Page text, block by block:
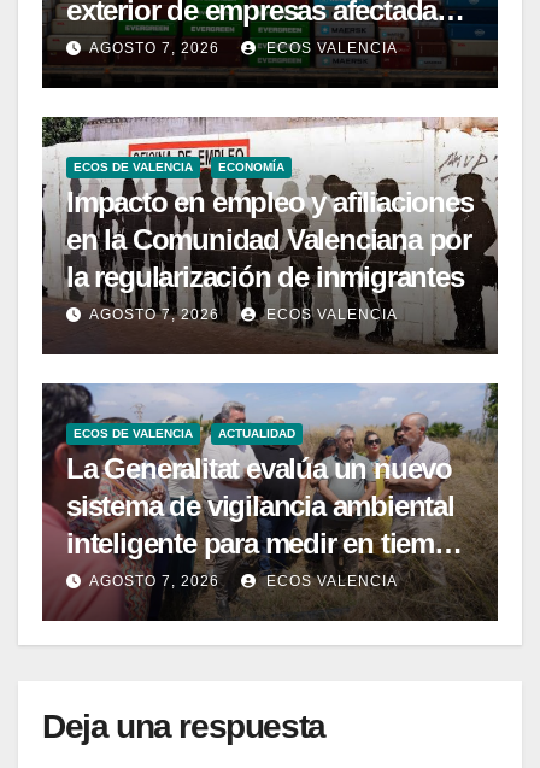
exterior de empresas afectadas
por la DANA
AGOSTO 7, 2026 ECOS VALENCIA
ECOS DE VALENCIA ECONOMÍA
Impacto en empleo y afiliaciones
en la Comunidad Valenciana por
la regularización de inmigrantes
AGOSTO 7, 2026 ECOS VALENCIA
ECOS DE VALENCIA ACTUALIDAD
La Generalitat evalúa un nuevo
sistema de vigilancia ambiental
inteligente para medir en tiempo
real la calidad del agua de las
playas de la Comunitat
Valenciana
AGOSTO 7, 2026 ECOS VALENCIA
Deja una respuesta